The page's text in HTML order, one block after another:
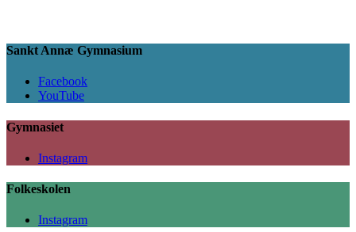
Sankt Annæ Gymnasium
Facebook
YouTube
Gymnasiet
Instagram
Folkeskolen
Instagram